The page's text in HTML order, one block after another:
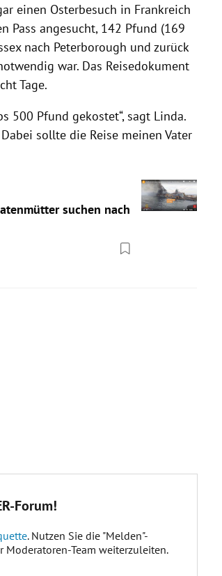
einen Osterbesuch in Frankreich
Pass angesucht, 142 Pfund (169
nach Peterborough und zurück
war. Das Reisedokument
Tage.
500 Pfund gekostet“, sagt Linda.
sollte die Reise meinen Vater
suchen nach